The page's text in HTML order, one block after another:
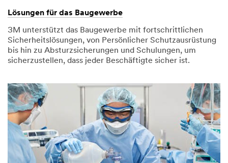
Lösungen für das Baugewerbe
3M unterstützt das Baugewerbe mit fortschrittlichen
Sicherheitslösungen, von Persönlicher Schutzausrüstung
bis hin zu Absturzsicherungen und Schulungen, um
sicherzustellen, dass jeder Beschäftigte sicher ist.